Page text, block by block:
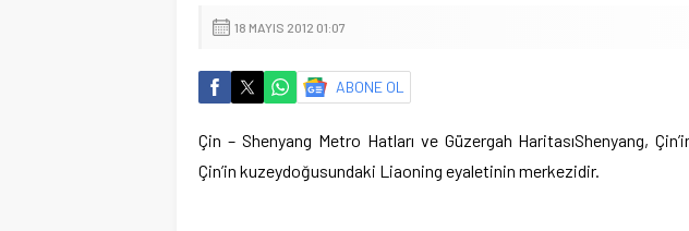
18 MAYIS 2012 01:07
ABONE OL
Çin – Shenyang Metro Hatları ve Güzergah HaritasıShenyang,
Çin’in kuzeydoğusundaki Liaoning eyaletinin merkezidir.